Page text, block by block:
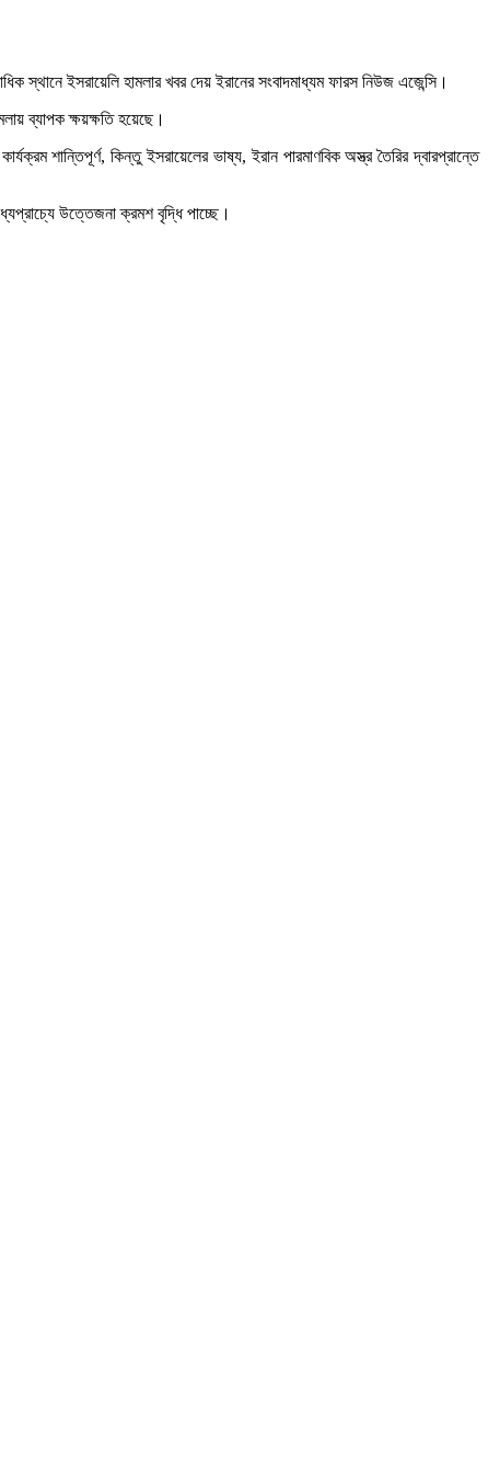
স্থানে ইসরায়েলি হামলার খবর দেয় ইরানের সংবাদমাধ্যম ফারস নিউজ এজেন্সি।
ব্যাপক ক্ষয়ক্ষতি হয়েছে।
শান্তিপূর্ণ, কিন্তু ইসরায়েলের ভাষ্য, ইরান পারমাণবিক অস্ত্র তৈরির দ্বারপ্রান্তে
উত্তেজনা ক্রমশ বৃদ্ধি পাচ্ছে।